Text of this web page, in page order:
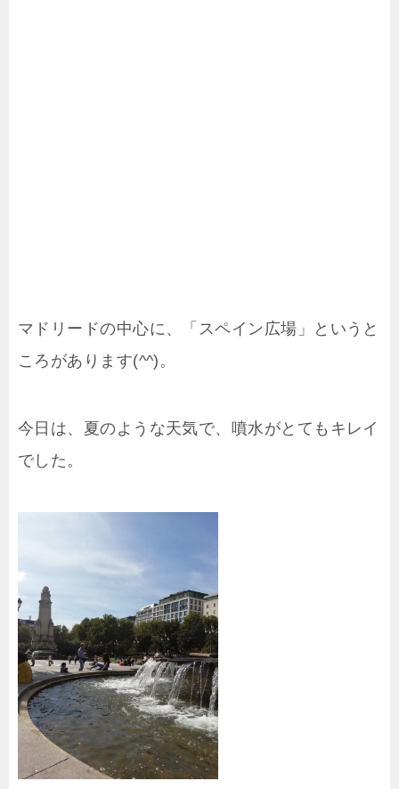
マドリードの中心に、「スペイン広場」というと
ころがあります(^^)。
今日は、夏のような天気で、噴水がとてもキレイ
でした。